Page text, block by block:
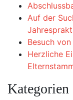
Auf der
Besuch
Herzliche
Kategorien